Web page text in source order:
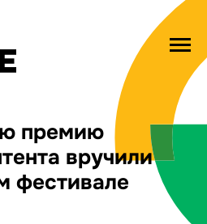
премию
вручили
фестивале